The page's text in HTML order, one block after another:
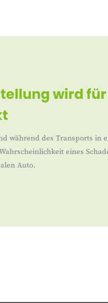
wird
während des Transports in
eines
Auto.